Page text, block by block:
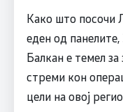
Како што посочи
еден од панелите,
Балкан е темел за
стреми кон
цели на овој